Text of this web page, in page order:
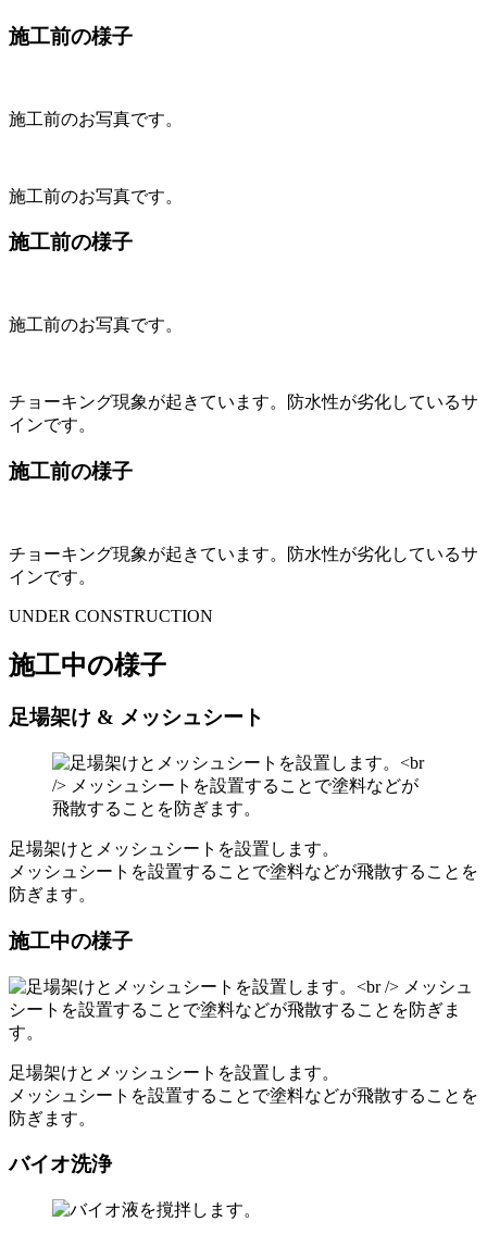
施工前の様子
施工前のお写真です。
施工前のお写真です。
施工前の様子
施工前のお写真です。
チョーキング現象が起きています。防水性が劣化しているサ
インです。
施工前の様子
チョーキング現象が起きています。防水性が劣化しているサ
インです。
UNDER CONSTRUCTION
施工中の様子
足場架け & メッシュシート
足場架けとメッシュシートを設置します。
メッシュシートを設置することで塗料などが飛散することを
防ぎます。
施工中の様子
足場架けとメッシュシートを設置します。
メッシュシートを設置することで塗料などが飛散することを
防ぎます。
バイオ洗浄